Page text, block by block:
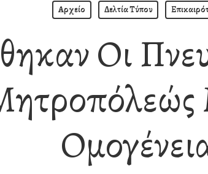
Αρχείο Δελτία Τύπου
Οι